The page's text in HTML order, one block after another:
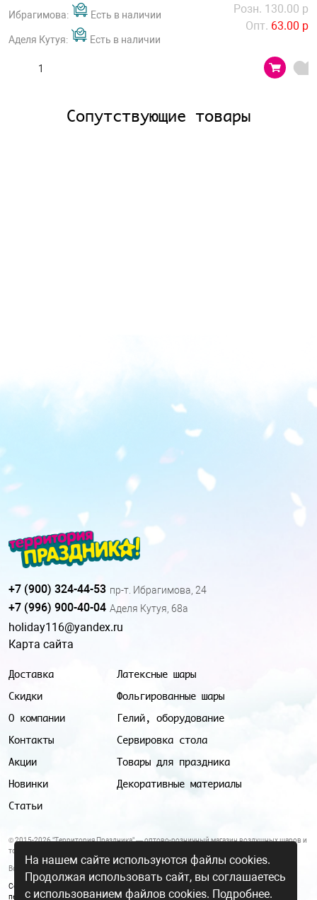
Ибрагимова: Есть в наличии
Аделя Кутуя: Есть в наличии
Розн. 130.00 р
Опт. 63.00 р
Сопутствующие товары
Доставка
Скидки
О компании
Контакты
Акции
Новинки
Статьи
Латексные шары
Фольгированные шары
Гелий, оборудование
Сервировка стола
Товары для праздника
Декоративные материалы
+7 (900) 324-44-53 пр-т. Ибрагимова, 24
+7 (996) 900-40-04 Аделя Кутуя, 68а
holiday116@yandex.ru
Карта сайта
© 2015-2026 "Территория Праздника" — оптово-розничный магазин воздушных шаров и
товаров для праздника.
Все цены и условия, указанные на данном сайте, не являются публичной офертой.
Согласие на обработку персональных данных
персональных данных
На нашем сайте используются файлы cookies.
Продолжая использовать сайт, вы соглашаетесь
с использованием файлов cookies. Подробнее.